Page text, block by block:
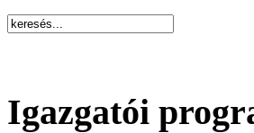
Igazgatói